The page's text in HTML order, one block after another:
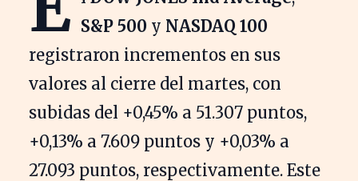
S&P 500 y NASDAQ 100
registraron incrementos en sus
valores al cierre del martes, con
subidas del +0,45% a 51.307 puntos,
+0,13% a 7.609 puntos y +0,03% a
27.093 puntos, respectivamente. Este